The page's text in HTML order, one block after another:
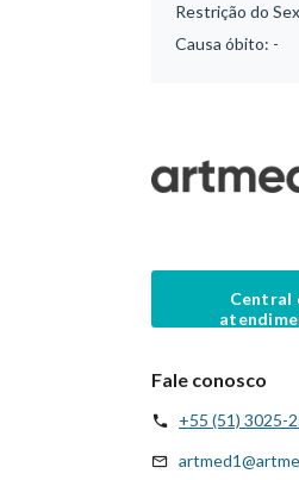
Restrição do
Causa óbito: -
Central
Fale conosco
+55 (51) 3025-